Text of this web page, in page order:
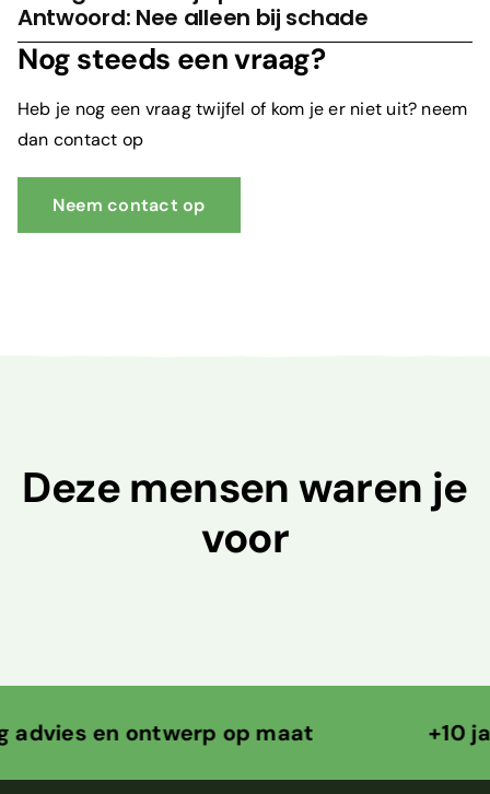
Antwoord: Nee alleen bij schade
Nog steeds een vraag?
Heb je nog een vraag twijfel of kom je er niet uit? neem
dan contact op
Neem contact op
Deze mensen waren je
voor
op maat +10 jaar